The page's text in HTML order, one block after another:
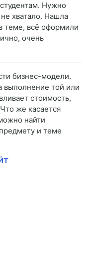
Нужно
хватало. Нашла
теме, всё оформили
очень
бизнес-модели.
выполнение той или
стоимость,
же касается
найти
и теме